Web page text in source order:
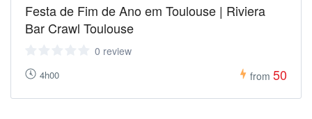
Festa de Fim de Ano em Toulouse | Riviera
Bar Crawl Toulouse
0 review
4h00 from 50